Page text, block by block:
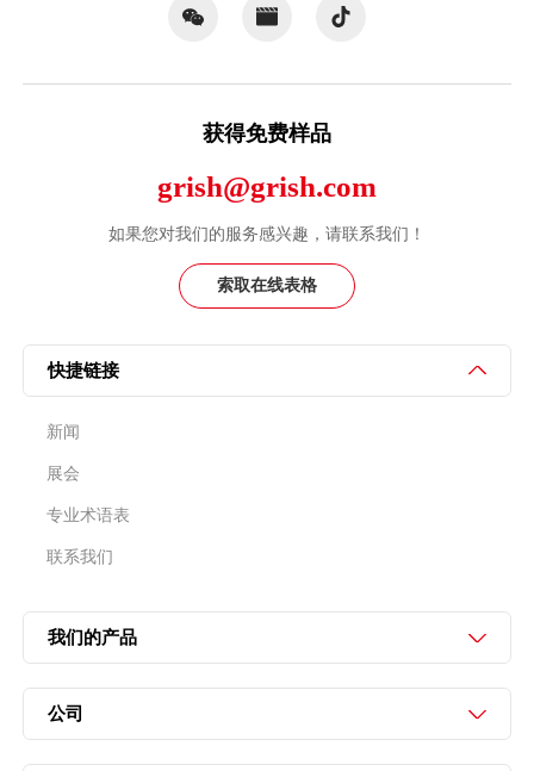
获得免费样品
grish@grish.com
如果您对我们的服务感兴趣，请联系我们！
索取在线表格
快捷链接
新闻
展会
专业术语表
联系我们
我们的产品
公司